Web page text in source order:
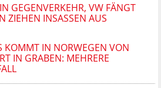
GEGENVERKEHR, VW FÄNGT
ZIEHEN INSASSEN AUS
KOMMT IN NORWEGEN VON
IN GRABEN: MEHRERE V